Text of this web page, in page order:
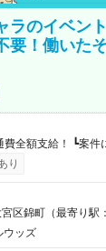
ラのイベン
！働いた
┗働いたその日に
引き落とせます！ 【試用期
り
区錦町（最寄り駅
ウッズ